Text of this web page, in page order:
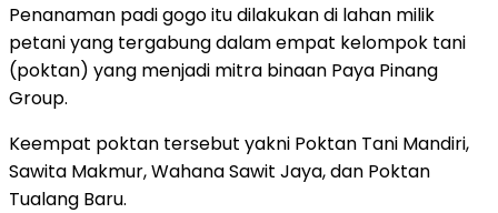
Penanaman padi gogo itu dilakukan di lahan milik
petani yang tergabung dalam empat kelompok tani
(poktan) yang menjadi mitra binaan Paya Pinang
Group.
Keempat poktan tersebut yakni Poktan Tani Mandiri,
Sawita Makmur, Wahana Sawit Jaya, dan Poktan
Tualang Baru.